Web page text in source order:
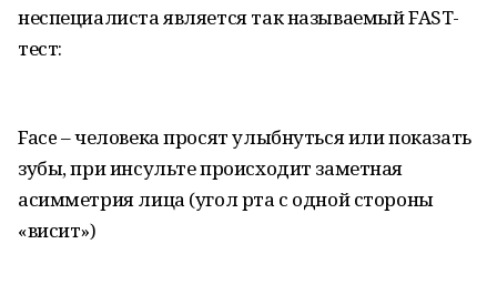
неспециалиста является так называемый FAST-
тест:
Face – человека просят улыбнуться или показать
зубы, при инсульте происходит заметная
асимметрия лица (угол рта с одной стороны
«висит»)